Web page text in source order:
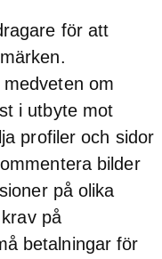
för att
om
i utbyte mot
profiler och sidor
bilder
på olika
på
betalningar för